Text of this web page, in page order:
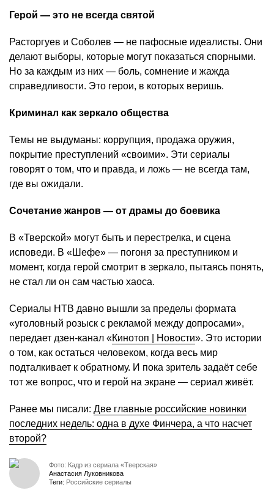
Герой — это не всегда святой
Расторгуев и Соболев — не пафосные идеалисты. Они
делают выборы, которые могут показаться спорными.
Но за каждым из них — боль, сомнение и жажда
справедливости. Это герои, в которых веришь.
Криминал как зеркало общества
Темы не выдуманы: коррупция, продажа оружия,
покрытие преступлений «своими». Эти сериалы
говорят о том, что и правда, и ложь — не всегда там,
где вы ожидали.
Сочетание жанров — от драмы до боевика
В «Тверской» могут быть и перестрелка, и сцена
исповеди. В «Шефе» — погоня за преступником и
момент, когда герой смотрит в зеркало, пытаясь понять,
не стал ли он сам частью хаоса.
Сериалы НТВ давно вышли за пределы формата
«уголовный розыск с рекламой между допросами»,
передает дзен-канал «Кинотоп | Новости». Это истории
о том, как остаться человеком, когда весь мир
подталкивает к обратному. И пока зритель задаёт себе
тот же вопрос, что и герой на экране — сериал живёт.
Ранее мы писали: Две главные российские новинки
последних недель: одна в духе Финчера, а что насчет
второй?
Фото: Кадр из сериала «Тверская»
Анастасия Луковникова
Теги: Российские сериалы